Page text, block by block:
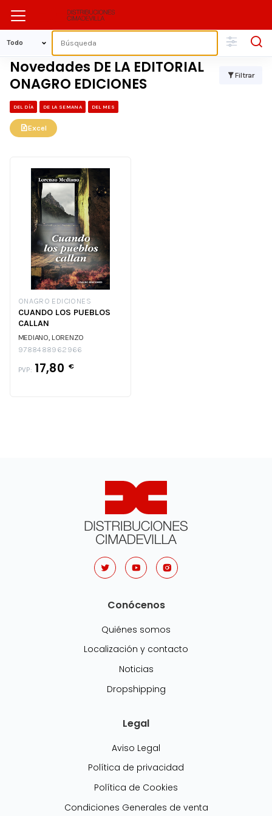
Novedades DE LA EDITORIAL
ONAGRO EDICIONES
Filtrar
DEL DÍA DE LA SEMANA DEL MES
Excel
ONAGRO EDICIONES
CUANDO LOS PUEBLOS
CALLAN
MEDIANO, LORENZO
9788488962966
PVP: 17,80 €
Conócenos
Quiénes somos
Localización y contacto
Noticias
Dropshipping
Legal
Aviso Legal
Política de privacidad
Política de Cookies
Condiciones Generales de venta